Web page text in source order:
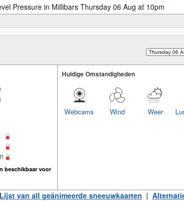
Pressure in Millibars Thursday 06 Aug at 10pm
beschikbaar voor
Huidige Omstandigheden
Weer
Wind
Webcams
Lijst van all geänimeerde sneeuwkaarten |